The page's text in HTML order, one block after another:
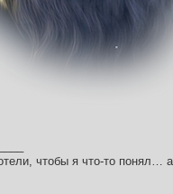
чтобы я что-то понял…